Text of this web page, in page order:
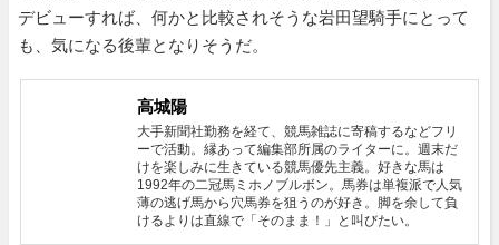
デビューすれば、何かと比較されそうな岩田望騎手にとって
も、気になる後輩となりそうだ。
高城陽
大手新聞社勤務を経て、競馬雑誌に寄稿するなどフリ
ーで活動。縁あって編集部所属のライターに。週末だ
けを楽しみに生きている競馬優先主義。好きな馬は
1992年の二冠馬ミホノブルボン。馬券は単複派で人気
薄の逃げ馬から穴馬券を狙うのが好き。脚を余して負
けるよりは直線で「そのまま！」と叫びたい。